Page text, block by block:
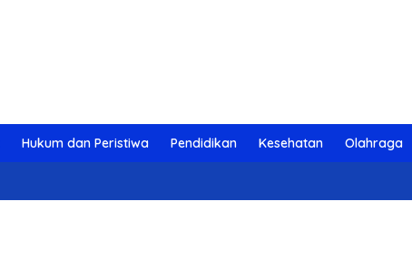
Hukum dan Peristiwa Pendidikan Kesehatan Olahraga